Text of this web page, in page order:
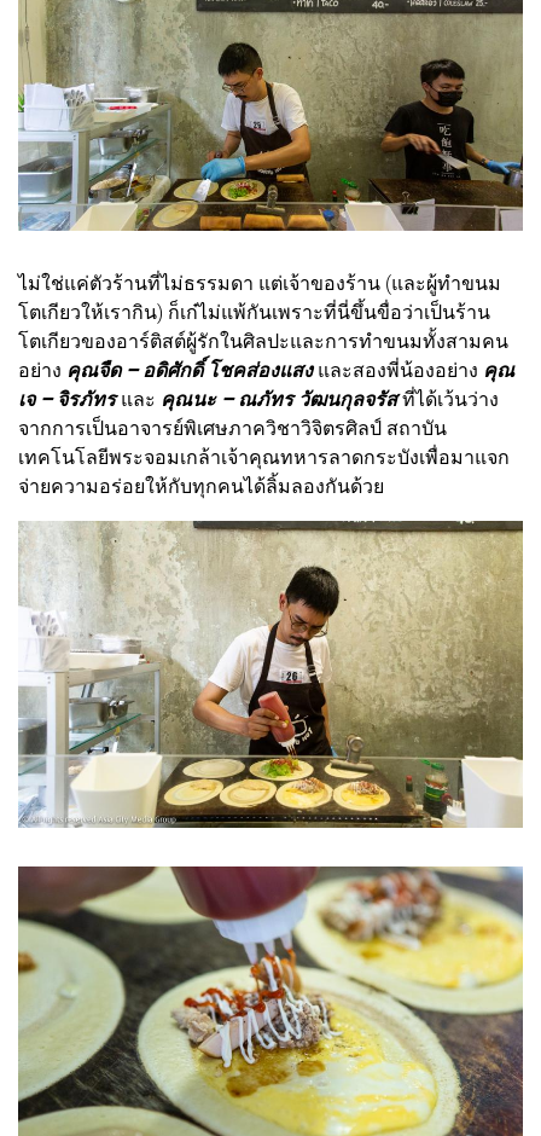
ไม่ใช่แค่ตัวร้านที่ไม่ธรรมดา แต่เจ้าของร้าน (และผู้ทำขนม
โตเกียวให้เรากิน) ก็เก๋ไม่แพ้กันเพราะที่นี่ขึ้นขื่อว่าเป็นร้าน
โตเกียวของอาร์ติสต์ผู้รักในศิลปะและการทำขนมทั้งสามคน
อย่าง คุณจืด – อดิศักดิ์ โชคส่องแสง และสองพี่น้องอย่าง คุณ
เจ – จิรภัทรและ คุณนะ – ณภัทร วัฒนกุลจรัสที่ได้เว้นว่าง
จากการเป็นอาจารย์พิเศษภาควิชาวิจิตรศิลป์ สถาบัน
เทคโนโลยีพระจอมเกล้าเจ้าคุณทหารลาดกระบังเพื่อมาแจก
จ่ายความอร่อยให้กับทุกคนได้ลิ้มลองกันด้วย